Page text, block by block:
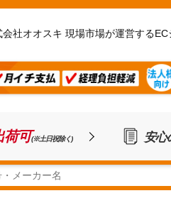
会社オオスキ 現場市場が運営するEC
荷可(※土日祝除く) 安心